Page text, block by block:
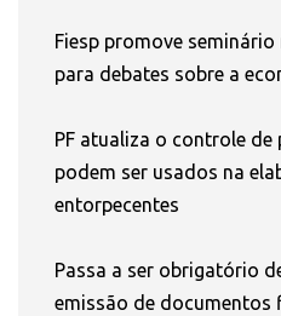
Fiesp promove
para debates sobre a
PF atualiza o controle
podem ser usados na
entorpecentes
Passa a ser obrigatório
emissão de documentos